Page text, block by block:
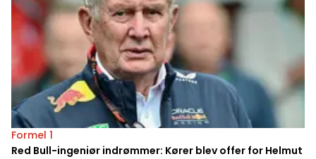
Formel 1
Red Bull-ingeniør indrømmer: Kører blev offer for Helmut